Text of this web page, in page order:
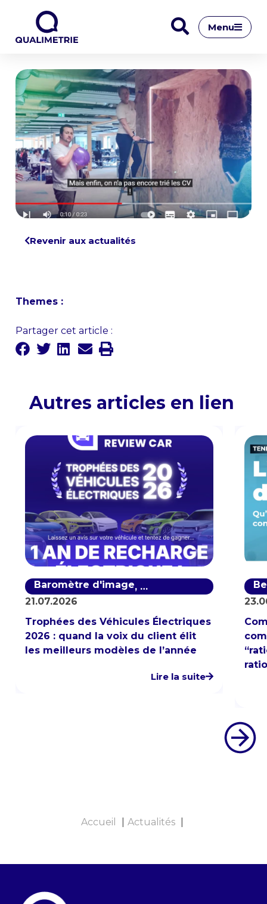
Menu
Revenir aux actualités
Themes :
Partager cet article :
Autres articles en lien
Baromètre d'image, Baromètre de notoriété
21.07.2026
Trophées des Véhicules Électriques
2026 : quand la voix du client élit
les meilleurs modèles de l’année
Lire la suite
Accueil Actualités